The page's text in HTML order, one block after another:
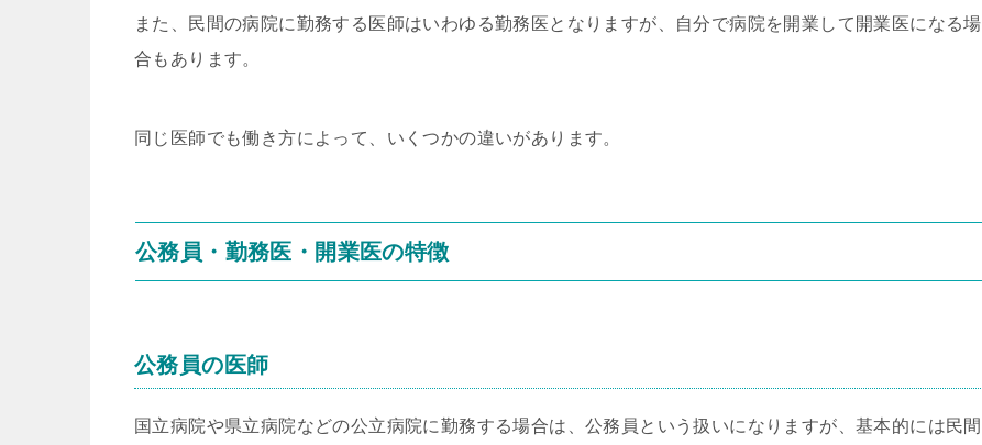
また、民間の病院に勤務する医師はいわゆる勤務医となりますが、自分で病院を開業して開業医になる場
合もあります。
同じ医師でも働き方によって、いくつかの違いがあります。
公務員・勤務医・開業医の特徴
公務員の医師
国立病院や県立病院などの公立病院に勤務する場合は、公務員という扱いになりますが、基本的には民間